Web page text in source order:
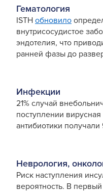
Гематология
ISTH обновило
внутрисосудистое
эндотелия, что
ранней фазы до
Инфекции
21% случай
поступлении
антибиотики получали
Неврология,
Риск наступления
вероятность. В